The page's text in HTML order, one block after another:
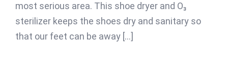
most serious area. This shoe dryer and O₃
sterilizer keeps the shoes dry and sanitary so
that our feet can be away [...]